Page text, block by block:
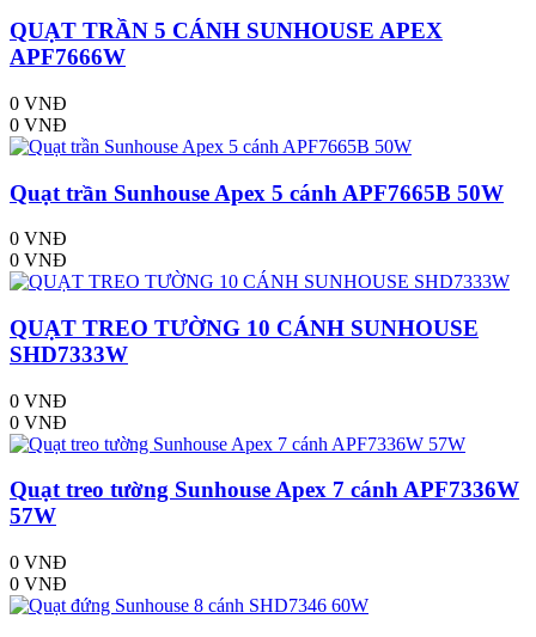
QUẠT TRẦN 5 CÁNH SUNHOUSE APEX
APF7666W
0 VNĐ
0 VNĐ
Quạt trần Sunhouse Apex 5 cánh APF7665B 50W
0 VNĐ
0 VNĐ
QUẠT TREO TƯỜNG 10 CÁNH SUNHOUSE
SHD7333W
0 VNĐ
0 VNĐ
Quạt treo tường Sunhouse Apex 7 cánh APF7336W
57W
0 VNĐ
0 VNĐ